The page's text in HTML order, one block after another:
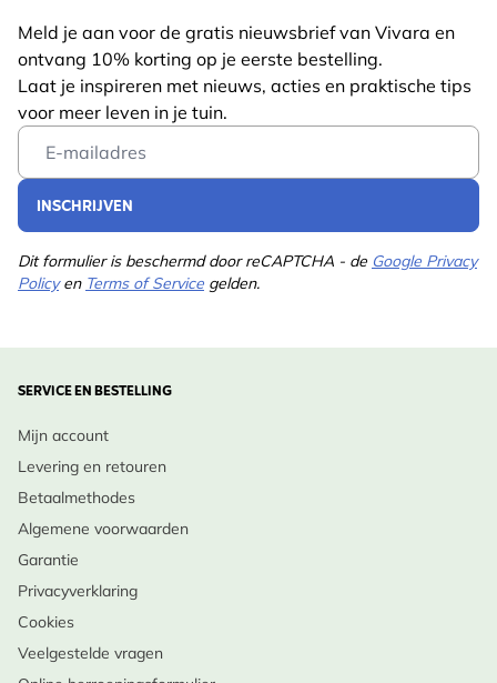
Meld je aan voor de gratis nieuwsbrief van Vivara en
ontvang 10% korting op je eerste bestelling.
Laat je inspireren met nieuws, acties en praktische tips
voor meer leven in je tuin.
Email Address
INSCHRIJVEN
Dit formulier is beschermd door reCAPTCHA - de Google Privacy
Policyen Terms of Service gelden.
SERVICE EN BESTELLING
Mijn account
Levering en retouren
Betaalmethodes
Algemene voorwaarden
Garantie
Privacyverklaring
Cookies
Veelgestelde vragen